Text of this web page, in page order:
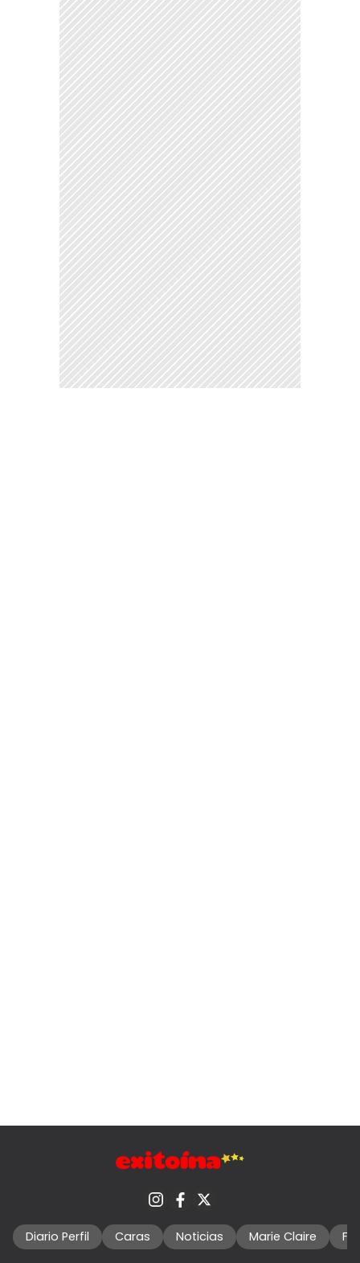
Diario Perfil Caras Noticias Marie Claire